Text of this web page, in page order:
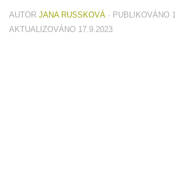
AUTOR JANA RUSSKOVÁ · PUBLIKOVÁNO
AKTUALIZOVÁNO 17.9.2023